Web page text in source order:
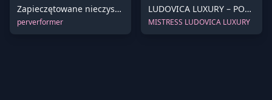
Zapieczętowane nieczystości w lateksie, wpychane siłą związanemu niewolnikowi – Część 1
perverformer
LUDOVICA LUXURY – POSIŁEK Z MOICH STÓP – 4K
MISTRESS LUDOVICA LUXURY